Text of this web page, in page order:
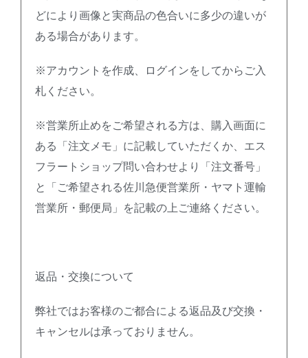
どにより画像と実商品の色合いに多少の違いが
ある場合があります。
※アカウントを作成、ログインをしてからご入
札ください。
※営業所止めをご希望される方は、購入画面に
ある「注文メモ」に記載していただくか、エス
フラートショップ問い合わせより「注文番号」
と「ご希望される佐川急便営業所・ヤマト運輸
営業所・郵便局」を記載の上ご連絡ください。
返品・交換について
弊社ではお客様のご都合による返品及び交換・
キャンセルは承っておりません。